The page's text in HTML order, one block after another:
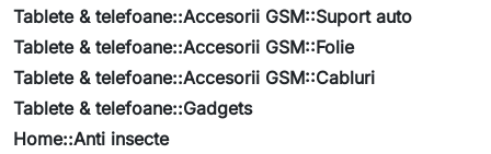
Tablete & telefoane::Accesorii GSM::Suport auto
Tablete & telefoane::Accesorii GSM::Folie
Tablete & telefoane::Accesorii GSM::Cabluri
Tablete & telefoane::Gadgets
Home::Anti insecte